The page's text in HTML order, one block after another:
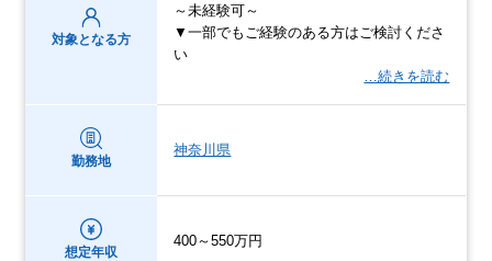
対象となる方
～未経験可～
▼一部でもご経験のある方はご検討くださ
い
…続きを読む
勤務地
神奈川県
想定年収
400～550万円